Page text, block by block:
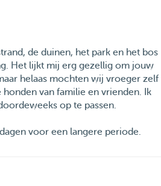
de duinen, het park en het bos
Het lijkt mij erg gezellig om jouw
helaas mochten wij vroeger zelf
van familie en vrienden. Ik
op te passen.
voor een langere periode.